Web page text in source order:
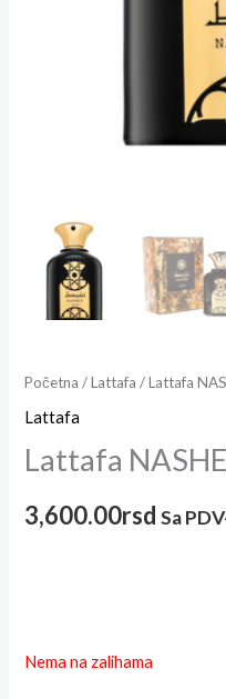
Početna /Lattafa / Lattafa
Lattafa
Lattafa
3,600.00rsd Sa
Nema na zalihama